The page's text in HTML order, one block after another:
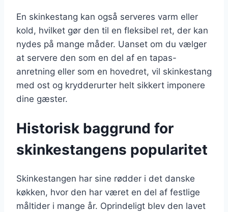
En skinkestang kan også serveres varm eller
kold, hvilket gør den til en fleksibel ret, der kan
nydes på mange måder. Uanset om du vælger
at servere den som en del af en tapas-
anretning eller som en hovedret, vil skinkestang
med ost og krydderurter helt sikkert imponere
dine gæster.
Historisk baggrund for
skinkestangens popularitet
Skinkestangen har sine rødder i det danske
køkken, hvor den har været en del af festlige
måltider i mange år. Oprindeligt blev den lavet